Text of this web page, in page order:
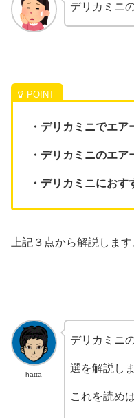
デリカミニ
・デリカミニでエア
・デリカミニのエア
・デリカミニにお
上記３点から解説します
hatta
デリカミニ
選を解説し
これを読め